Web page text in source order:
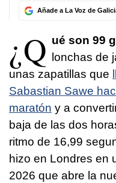
Añade a La Voz de
¿Q ué son 99
lonchas de
unas zapatillas que
Sabastian Sawe
maratón y a
baja de las dos
ritmo de 16,99
hizo en Londres en
2026 que abre la